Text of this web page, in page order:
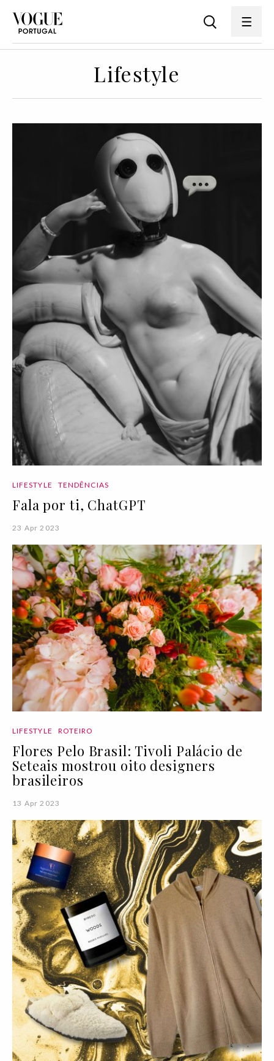
Lifestyle
LIFESTYLE TENDÊNCIAS
Fala por ti, ChatGPT
23 Apr 2023
LIFESTYLE ROTEIRO
Flores Pelo Brasil: Tivoli Palácio de
Seteais mostrou oito designers
brasileiros
13 Apr 2023